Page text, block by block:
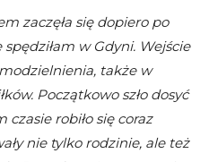
zaczęła się dopiero po
w Gdyni. Wejście
także w
Początkowo szło dosyć
robiło się coraz
nie tylko rodzinie, ale też